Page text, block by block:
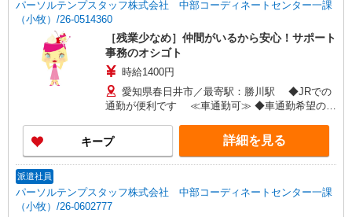
パーソルテンプスタッフ株式会社 中部コーディネートセンター一課
（小牧）/26-0514360
［残業少なめ］仲間がいるから安心！サポート
事務のオシゴト
時給1400円
愛知県春日井市／最寄駅：勝川駅 ◆JRでの
通勤が便利です ≪車通勤可≫ ◆車通勤希望の方
キープ 詳細を見る
派遣社員
パーソルテンプスタッフ株式会社 中部コーディネートセンター一課
（小牧）/26-0602777